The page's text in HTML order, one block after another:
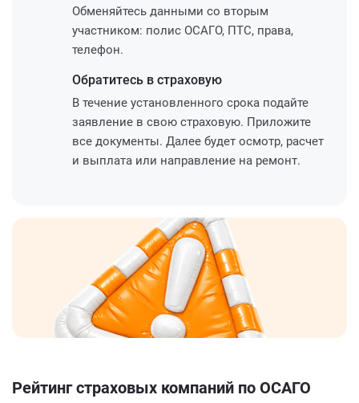
Обменяйтесь данными со вторым
участником: полис ОСАГО, ПТС, права,
телефон.
Обратитесь в страховую
В течение установленного срока подайте
заявление в свою страховую. Приложите
все документы. Далее будет осмотр, расчет
и выплата или направление на ремонт.
Рейтинг страховых компаний по ОСАГО